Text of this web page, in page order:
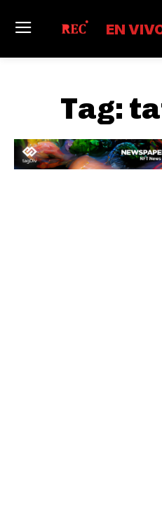
EN
Tag: